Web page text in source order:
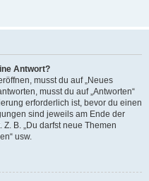
Antwort?
musst du auf „Neues
musst du auf „Antworten“
erforderlich ist, bevor du einen
sind jeweils am Ende der
B. „Du darfst neue Themen
usw.